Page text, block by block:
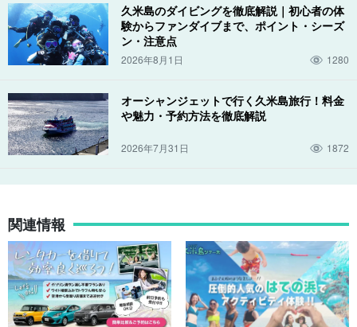
久米島のダイビングを徹底解説｜初心者の体
験からファンダイブまで、ポイント・シーズ
ン・注意点
2026年8月1日 1280
オーシャンジェットで行く久米島旅行！料金
や魅力・予約方法を徹底解説
2026年7月31日 1872
関連情報